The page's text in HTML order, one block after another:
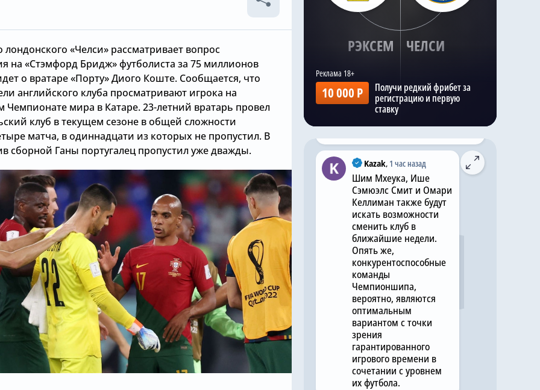
лондонского «Челси» рассматривает вопрос
на «Стэмфорд Бридж» футболиста за 75 миллионов
о вратаре «Порту» Диого Коште. Сообщается, что
английского клуба просматривают игрока на
мира в Катаре. 23-летний вратарь провел
клуб в текущем сезоне в общей сложности
матча, в одиннадцати из которых не пропустил. В
сборной Ганы португалец пропустил уже дважды.
РЭКСЕМ ЧЕЛСИ
10 000 Р
Получи редкий фрибет за
регистрацию и первую
ставку
Комментировать
@chelseanews_bot 2 часа назад
«Челси» не будет
подписывать фланговых
нападающих этим летом
Комментировать
Kazak, 1 час назад
Шим Мхеука, Ише
Сэмюэлс Смит и Омари
Келлиман также будут
искать возможности
сменить клуб в
ближайшие недели.
Опять же,
конкурентоспособные
команды
Чемпионшипа,
вероятно, являются
оптимальным
вариантом с точки
зрения
гарантированного
игрового времени в
сочетании с уровнем
их футбола.